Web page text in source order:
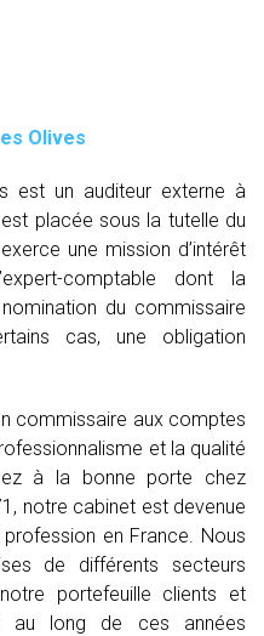
Olives
est un auditeur externe à
placée sous la tutelle du
une mission d’intérêt
comptable dont la
du commissaire
cas, une obligation
commissaire aux comptes
et la qualité
à la bonne porte chez
notre cabinet est devenue
en France. Nous
de différents secteurs
portefeuille clients et
au long de ces années